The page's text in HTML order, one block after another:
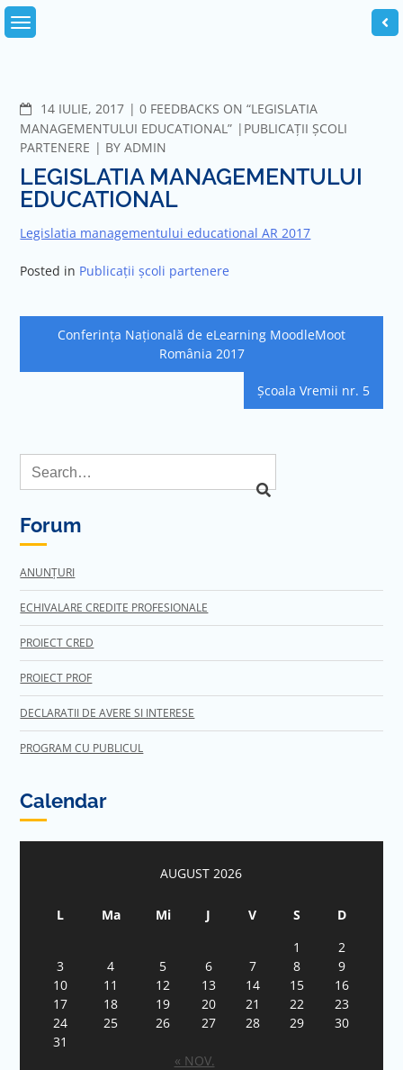
14 IULIE, 2017
0 FEEDBACKS ON “LEGISLATIA
MANAGEMENTULUI EDUCATIONAL”
PUBLICAȚII ȘCOLI
PARTENERE
BYADMIN
LEGISLATIA MANAGEMENTULUI
EDUCATIONAL
Legislatia managementului educational AR 2017
Posted in Publicații școli partenere
Conferința Națională de eLearning MoodleMoot
România 2017
Școala Vremii nr. 5
Forum
ANUNȚURI
ECHIVALARE CREDITE PROFESIONALE
PROIECT CRED
PROIECT PROF
DECLARATII DE AVERE SI INTERESE
PROGRAM CU PUBLICUL
Calendar
AUGUST 2026
L Ma Mi J V S
D
1
2
3
4 5 6 7 8
9
10
11 12 13 14 15
16
17
18 19 20 21 22
23
24
25 26 27 28 29
30
31
« NOV.